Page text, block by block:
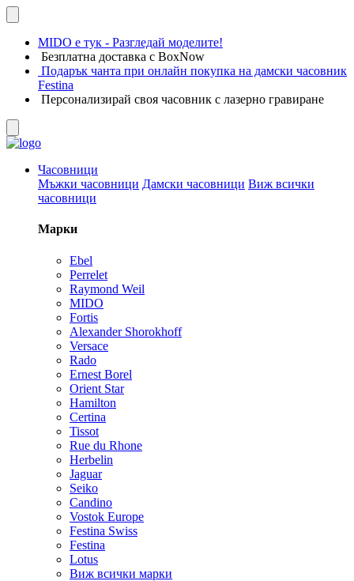
MIDO е тук - Разгледай моделите!
Безплатна доставка с BoxNow
Подарък чанта при онлайн покупка на дамски часовник
Festina
Персонализирай своя часовник с лазерно гравиране
Часовници
Мъжки часовници Дамски часовници Виж всички
часовници
Марки
Ebel
Perrelet
Raymond Weil
MIDO
Fortis
Alexander Shorokhoff
Versace
Rado
Ernest Borel
Orient Star
Hamilton
Certina
Tissot
Rue du Rhone
Herbelin
Jaguar
Seiko
Candino
Vostok Europe
Festina Swiss
Festina
Lotus
Виж всички марки